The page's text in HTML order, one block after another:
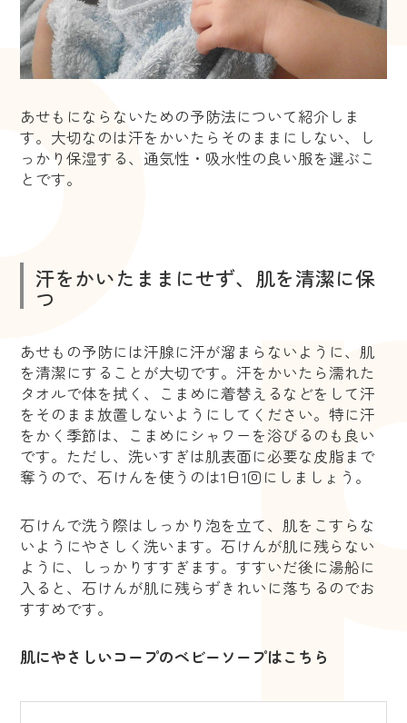
あせもにならないための予防法について紹介しま
す。大切なのは汗をかいたらそのままにしない、し
っかり保湿する、通気性・吸水性の良い服を選ぶこ
とです。
汗をかいたままにせず、肌を清潔に保
つ
あせもの予防には汗腺に汗が溜まらないように、肌
を清潔にすることが大切です。汗をかいたら濡れた
タオルで体を拭く、こまめに着替えるなどをして汗
をそのまま放置しないようにしてください。特に汗
をかく季節は、こまめにシャワーを浴びるのも良い
です。ただし、洗いすぎは肌表面に必要な皮脂まで
奪うので、石けんを使うのは1日1回にしましょう。
石けんで洗う際はしっかり泡を立て、肌をこすらな
いようにやさしく洗います。石けんが肌に残らない
ように、しっかりすすぎます。すすいだ後に湯船に
入ると、石けんが肌に残らずきれいに落ちるのでお
すすめです。
肌にやさしいコープのベビーソープはこちら